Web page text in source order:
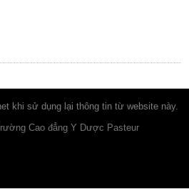
khi sử dụng lại thông tin từ website này.
Cao đẳng Y Dược Pasteur